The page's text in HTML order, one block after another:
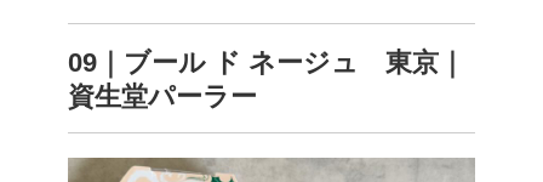
09｜ブール ド ネージュ 東京｜
資生堂パーラー